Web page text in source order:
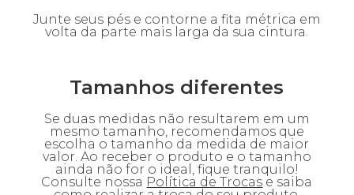
Junte seus pés e contorne a fita métrica em
volta da parte mais larga da sua cintura.
Tamanhos diferentes
Se duas medidas não resultarem em um
mesmo tamanho, recomendamos que
escolha o tamanho da medida de maior
valor. Ao receber o produto e o tamanho
ainda não for o ideal, fique tranquilo!
Consulte nossa Política de Trocas e saiba